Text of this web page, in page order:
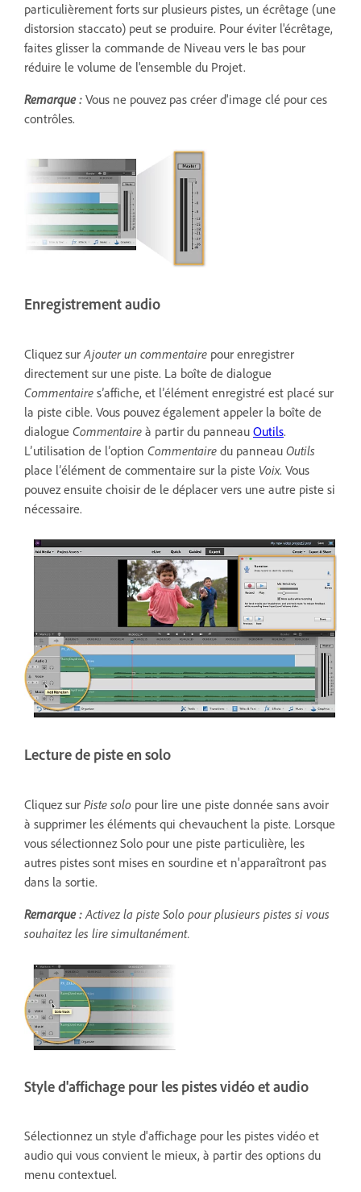
particulièrement forts sur plusieurs pistes, un écrêtage (une
distorsion staccato) peut se produire. Pour éviter l'écrêtage,
faites glisser la commande de Niveau vers le bas pour
réduire le volume de l'ensemble du Projet.
Remarque : Vous ne pouvez pas créer d'image clé pour ces
contrôles.
Enregistrement audio
Cliquez sur Ajouter un commentaire pour enregistrer
directement sur une piste. La boîte de dialogue
Commentaire s’affiche, et l’élément enregistré est placé sur
la piste cible. Vous pouvez également appeler la boîte de
dialogue Commentaire à partir du panneau Outils.
L’utilisation de l’option Commentaire du panneau Outils
place l’élément de commentaire sur la piste Voix. Vous
pouvez ensuite choisir de le déplacer vers une autre piste si
nécessaire.
Lecture de piste en solo
Cliquez sur Piste solo pour lire une piste donnée sans avoir
à supprimer les éléments qui chevauchent la piste. Lorsque
vous sélectionnez Solo pour une piste particulière, les
autres pistes sont mises en sourdine et n'apparaîtront pas
dans la sortie.
Remarque :Activez la piste Solo pour plusieurs pistes si vous
souhaitez les lire simultanément.
Style d'affichage pour les pistes vidéo et audio
Sélectionnez un style d'affichage pour les pistes vidéo et
audio qui vous convient le mieux, à partir des options du
menu contextuel.